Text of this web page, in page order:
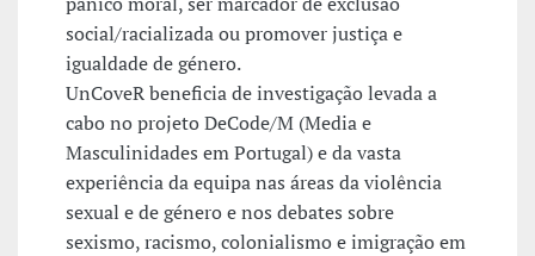
social/racializada ou promover justiça e
igualdade de género.
UnCoveR beneficia de investigação levada a
cabo no projeto DeCode/M (Media e
Masculinidades em Portugal) e da vasta
experiência da equipa nas áreas da violência
sexual e de género e nos debates sobre
sexismo, racismo, colonialismo e imigração em